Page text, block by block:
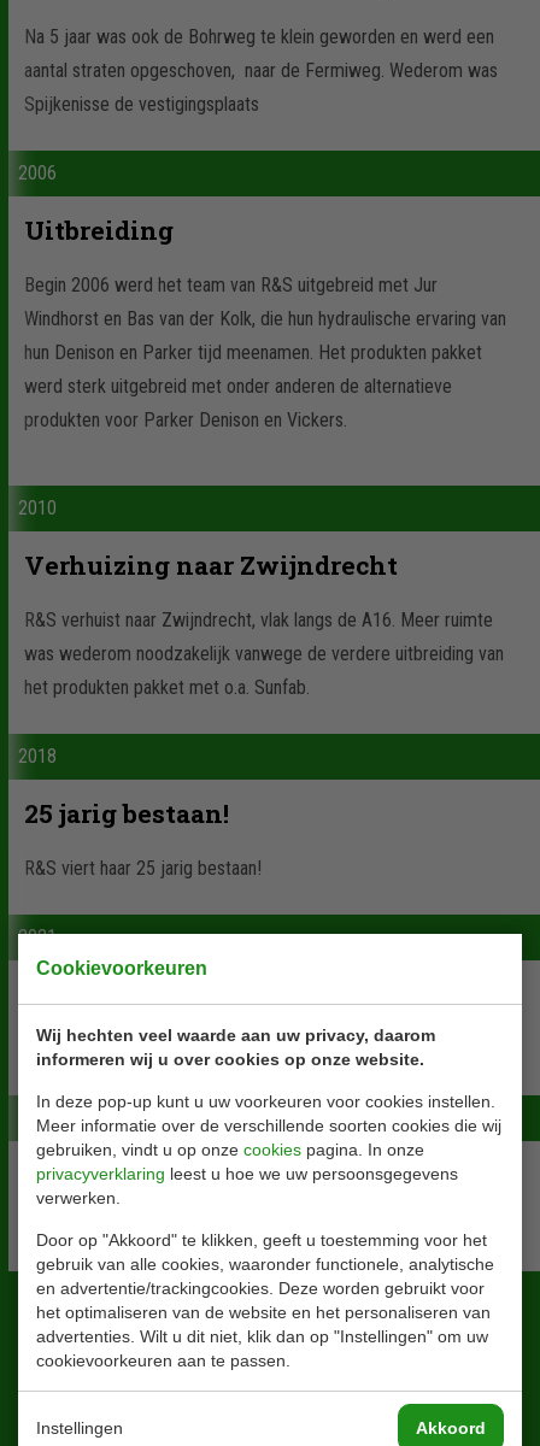
Cookievoorkeuren
Wij hechten veel waarde aan uw privacy, daarom
informeren wij u over cookies op onze website.
In deze pop-up kunt u uw voorkeuren voor cookies instellen.
Meer informatie over de verschillende soorten cookies die wij
gebruiken, vindt u op onze cookies pagina. In onze
privacyverklaring leest u hoe we uw persoonsgegevens
verwerken.
Door op "Akkoord" te klikken, geeft u toestemming voor het
gebruik van alle cookies, waaronder functionele, analytische
en advertentie/trackingcookies. Deze worden gebruikt voor
het optimaliseren van de website en het personaliseren van
advertenties. Wilt u dit niet, klik dan op "Instellingen" om uw
cookievoorkeuren aan te passen.
Instellingen Akkoord
Na 5 jaar was ook de Bohrweg te klein geworden en werd een
aantal straten opgeschoven, naar de Fermiweg. Wederom was
Spijkenisse de vestigingsplaats
2006
Uitbreiding
Begin 2006 werd het team van R&S uitgebreid met Jur
Windhorst en Bas van der Kolk, die hun hydraulische ervaring van
hun Denison en Parker tijd meenamen. Het produkten pakket
werd sterk uitgebreid met onder anderen de alternatieve
produkten voor Parker Denison en Vickers.
2010
Verhuizing naar Zwijndrecht
R&S verhuist naar Zwijndrecht, vlak langs de A16. Meer ruimte
was wederom noodzakelijk vanwege de verdere uitbreiding van
het produkten pakket met o.a. Sunfab.
2018
25 jarig bestaan!
R&S viert haar 25 jarig bestaan!
2021
In 2021 is het R&S team versterkt met 2 extra medewerkers.
2023
30 jarig bestaan
In 2023 viert R&S haar 30 jarig bestaan
Blijf altijd op de hoogte!